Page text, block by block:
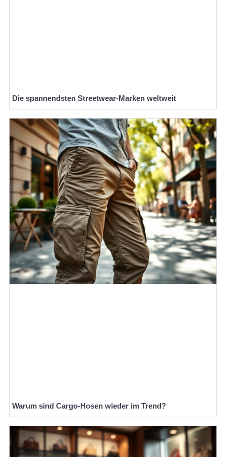
Die spannendsten Streetwear-Marken weltweit
Warum sind Cargo-Hosen wieder im Trend?